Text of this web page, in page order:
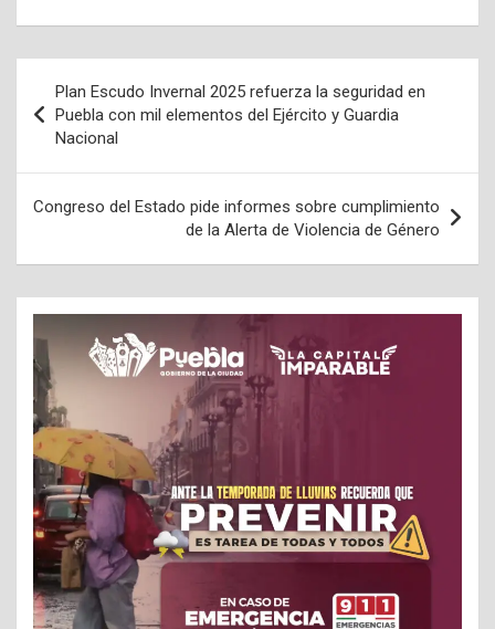
de
entradas
Plan Escudo Invernal 2025 refuerza la seguridad en
Puebla con mil elementos del Ejército y Guardia
Nacional
Congreso del Estado pide informes sobre cumplimiento
de la Alerta de Violencia de Género